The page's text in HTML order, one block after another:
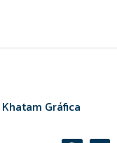
Khatam Gráfica